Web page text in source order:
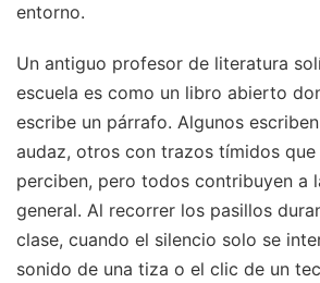
entorno.
Un antiguo profesor de literatura
escuela es como un libro abierto
escribe un párrafo. Algunos
audaz, otros con trazos tímidos que
perciben, pero todos contribuyen a
general. Al recorrer los pasillos
clase, cuando el silencio solo se
sonido de una tiza o el clic de un